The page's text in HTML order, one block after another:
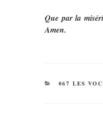
Que par la
Amen.
067 LES